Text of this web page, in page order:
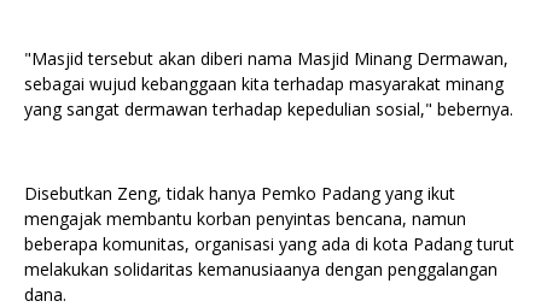
"Masjid tersebut akan diberi nama Masjid Minang Dermawan,
sebagai wujud kebanggaan kita terhadap masyarakat minang
yang sangat dermawan terhadap kepedulian sosial," bebernya.
Disebutkan Zeng, tidak hanya Pemko Padang yang ikut
mengajak membantu korban penyintas bencana, namun
beberapa komunitas, organisasi yang ada di kota Padang turut
melakukan solidaritas kemanusiaanya dengan penggalangan
dana.